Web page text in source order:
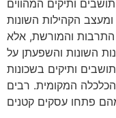
ותיקים המהווים
הקהילות השונות
והמורשת, אלא
השונות והשפעתן על
ותיקים בשכונות
המקומית. רבים